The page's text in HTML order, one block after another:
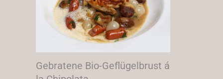
Gebratene Bio-Geflügelbrust á